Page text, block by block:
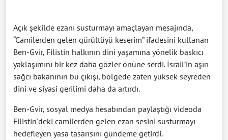
Açık şekilde ezanı susturmayı amaçlayan mesajında,
“Camilerden gelen gürültüyü keserim” ifadesini kullanan
Ben-Gvir, Filistin halkının dini yaşamına yönelik baskıcı
yaklaşımını bir kez daha gözler önüne serdi. İsrail’in aşırı
sağcı bakanının bu çıkışı, bölgede zaten yüksek seyreden
dini ve siyasi gerilimi daha da artırdı.
Ben-Gvir, sosyal medya hesabından paylaştığı videoda
Filistin'deki camilerden gelen ezan sesini susturmayı
hedefleyen yasa tasarısını gündeme getirdi.